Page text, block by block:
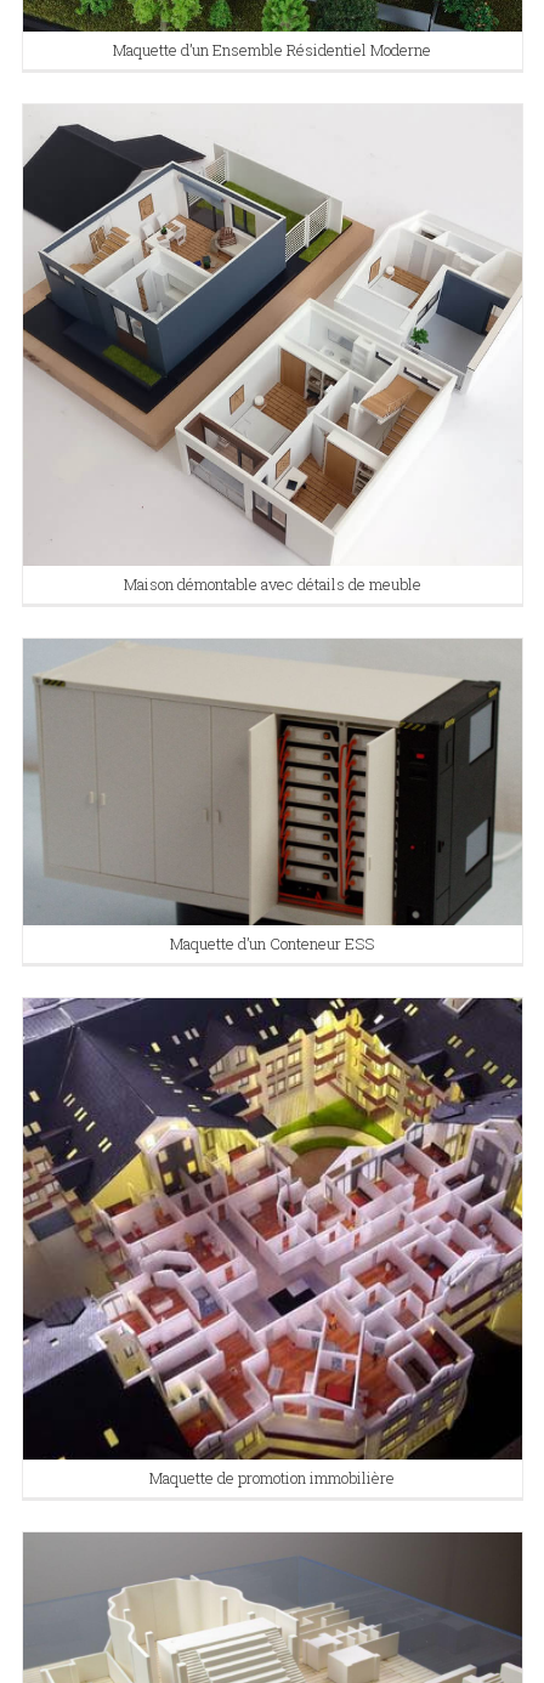
Maquette d’un Ensemble Résidentiel Moderne
Maison démontable avec détails de meuble
Maquette d’un Conteneur ESS
Maquette de promotion immobilière